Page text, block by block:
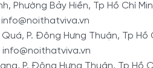
Phường Bảy Hiền, Tp Hồ Chí
info@noithatviva.vn
P. Đông Hưng Thuận, Tp Hồ
info@noithatviva.vn
P. Đông Hưng Thuận, Tp Hồ